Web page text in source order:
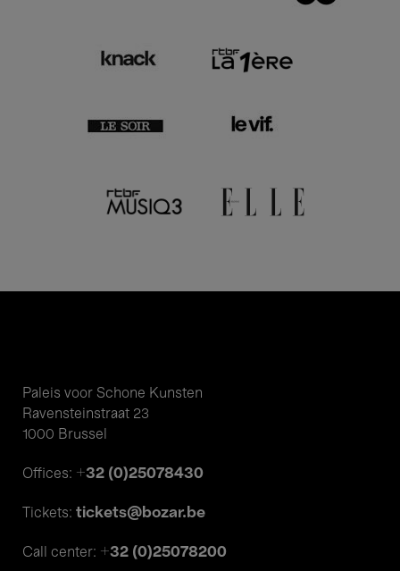
Paleis voor Schone Kunsten
Ravensteinstraat 23
1000 Brussel
Offices: +32 (0)25078430
Tickets: tickets@bozar.be
Call center: +32 (0)25078200